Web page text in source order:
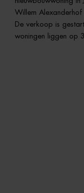
Willem
De verkoop is
woningen liggen op